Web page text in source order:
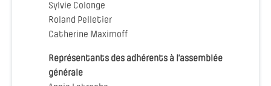
Sylvie Colonge
Roland Pelletier
Catherine Maximoff
Représentants des adhérents à l’assemblée
générale